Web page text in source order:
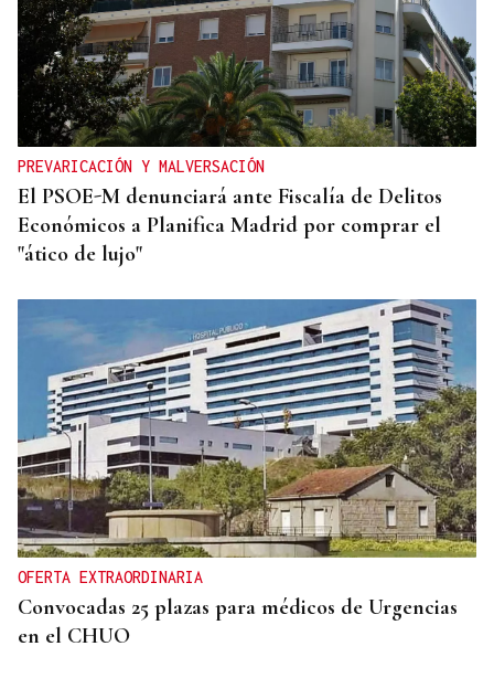
PREVARICACIÓN Y MALVERSACIÓN
El PSOE-M denunciará ante Fiscalía de Delitos
Económicos a Planifica Madrid por comprar el
"ático de lujo"
OFERTA EXTRAORDINARIA
Convocadas 25 plazas para médicos de Urgencias
en el CHUO